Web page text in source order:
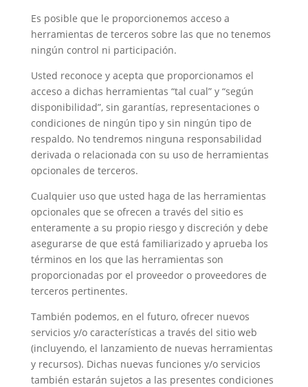
Es posible que le proporcionemos acceso a
herramientas de terceros sobre las que no tenemos
ningún control ni participación.
Usted reconoce y acepta que proporcionamos el
acceso a dichas herramientas “tal cual” y “según
disponibilidad”, sin garantías, representaciones o
condiciones de ningún tipo y sin ningún tipo de
respaldo. No tendremos ninguna responsabilidad
derivada o relacionada con su uso de herramientas
opcionales de terceros.
Cualquier uso que usted haga de las herramientas
opcionales que se ofrecen a través del sitio es
enteramente a su propio riesgo y discreción y debe
asegurarse de que está familiarizado y aprueba los
términos en los que las herramientas son
proporcionadas por el proveedor o proveedores de
terceros pertinentes.
También podemos, en el futuro, ofrecer nuevos
servicios y/o características a través del sitio web
(incluyendo, el lanzamiento de nuevas herramientas
y recursos). Dichas nuevas funciones y/o servicios
también estarán sujetos a las presentes condiciones